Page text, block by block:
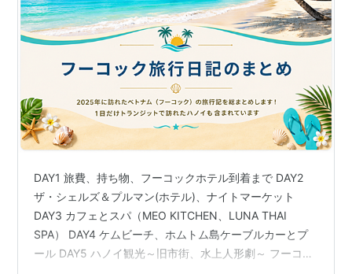
DAY1 旅費、持ち物、フーコックホテル到着まで DAY2
ザ・シェルズ＆プルマン(ホテル)、ナイトマーケット
DAY3 カフェとスパ（MEO KITCHEN、LUNA THAI
SPA） DAY4 ケムビーチ、ホムトム島ケーブルカーとプ
ール DAY5 ハノイ観光～旧市街、水上人形劇～ フーコッ